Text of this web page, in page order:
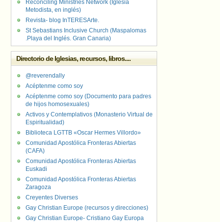
Reconciling Ministries Network (Iglesia
Metodista, en inglés)
Revista- blog InTERESArte.
St Sebastians Inclusive Church (Maspalomas
.Playa del Inglés. Gran Canaria)
Directorio de Iglesias, recursos, libros....
@reverendally
Acéptenme como soy
Acéptenme como soy (Documento para padres
de hijos homosexuales)
Activos y Contemplativos (Monasterio Virtual de
Espiritualidad)
Biblioteca LGTTB «Oscar Hermes Villordo»
Comunidad Apostólica Fronteras Abiertas
(CAFA)
Comunidad Apostólica Fronteras Abiertas
Euskadi
Comunidad Apostólica Fronteras Abiertas
Zaragoza
Creyentes Diverses
Gay Christian Europe (recursos y direcciones)
Gay Christian Europe- Cristiano Gay Europa